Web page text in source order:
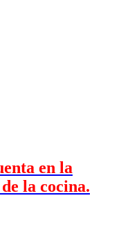
en la
la cocina.